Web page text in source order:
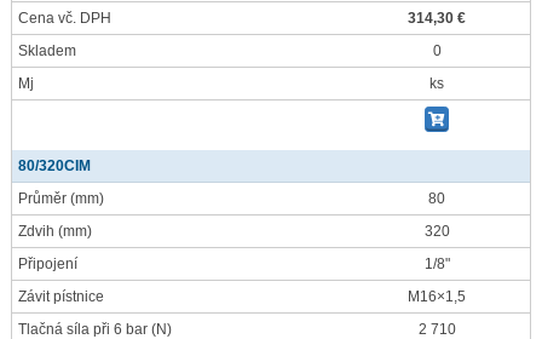
Cena vč. DPH
314,30 €
Skladem
0
Mj
ks
80/320CIM
Průměr (mm)
80
Zdvih (mm)
320
Připojení
1/8"
Závit pístnice
M16×1,5
Tlačná síla při 6 bar (N)
2 710